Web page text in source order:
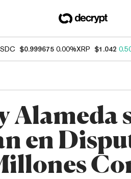
$0.999675 0.00%XRP $1.042
Alameda
en